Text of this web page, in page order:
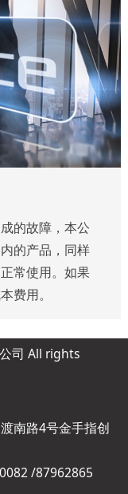
的故障，本公
的产品，同样
常使用。如果
费用。
司 All rights
南路4号金手指创
/87962865